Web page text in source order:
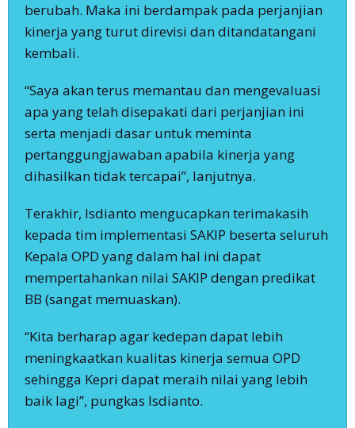
berubah. Maka ini berdampak pada perjanjian
kinerja yang turut direvisi dan ditandatangani
kembali.
“Saya akan terus memantau dan mengevaluasi
apa yang telah disepakati dari perjanjian ini
serta menjadi dasar untuk meminta
pertanggungjawaban apabila kinerja yang
dihasilkan tidak tercapai”, lanjutnya.
Terakhir, Isdianto mengucapkan terimakasih
kepada tim implementasi SAKIP beserta seluruh
Kepala OPD yang dalam hal ini dapat
mempertahankan nilai SAKIP dengan predikat
BB (sangat memuaskan).
“Kita berharap agar kedepan dapat lebih
meningkaatkan kualitas kinerja semua OPD
sehingga Kepri dapat meraih nilai yang lebih
baik lagi”, pungkas Isdianto.